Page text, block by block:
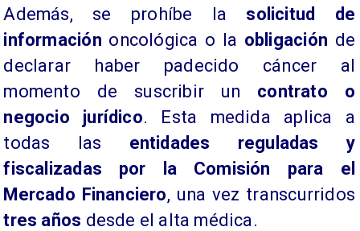
Además, se prohíbe la solicitud de
información oncológica o la obligación de
declarar haber padecido cáncer al
momento de suscribir un contrato o
negocio jurídico. Esta medida aplica a
todas las entidades reguladas y
fiscalizadas por la Comisión para el
Mercado Financiero, una vez transcurridos
tres años desde el alta médica.